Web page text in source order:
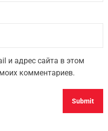
и адрес сайта в этом
комментариев.